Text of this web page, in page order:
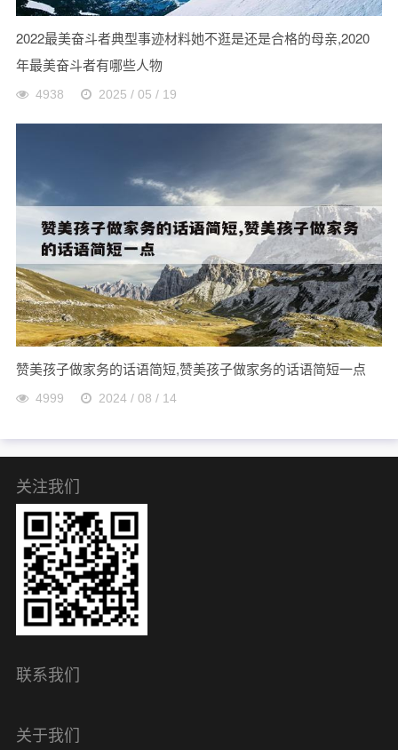
2022最美奋斗者典型事迹材料她不逛是还是合格的母亲,2020
年最美奋斗者有哪些人物
4938 2025 / 05 / 19
赞美孩子做家务的话语简短,赞美孩子做家务的话语简短一点
4999 2024 / 08 / 14
关注我们
联系我们
关于我们